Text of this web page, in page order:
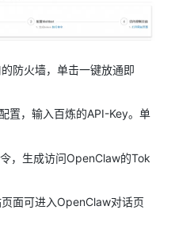
防火墙，单击一键放通即
置，输入百炼的API-Key。单
，生成访问OpenClaw的Tok
面可进入OpenClaw对话页